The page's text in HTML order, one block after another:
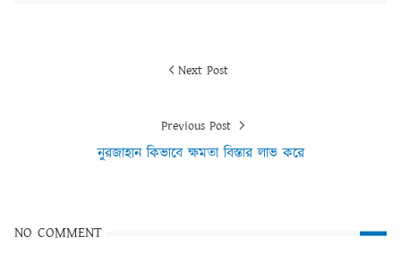
Next Post
Previous Post
নুরজাহান কিভাবে ক্ষমতা বিস্তার লাভ করে
NO COMMENT